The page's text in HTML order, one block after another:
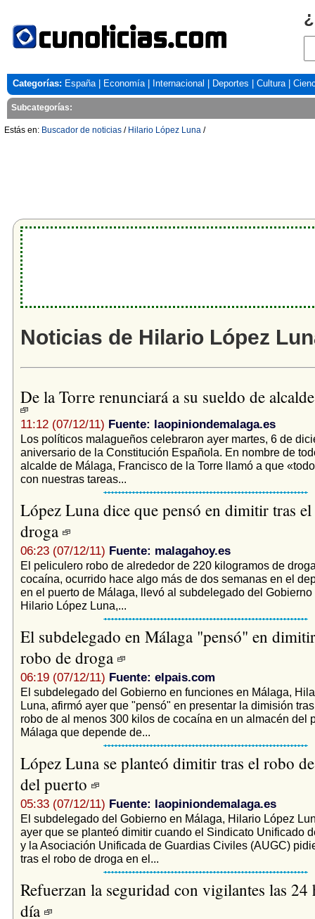
Categorías: España| Economía| Internacional Deportes Cultura|
Subcategorías:
Estás en: Buscador de noticias / Hilario López Luna /
Noticias de Hilario López
De la Torre renunciará a su sueldo de
11:12 (07/12/11) Fuente: laopiniondemalaga.es
Los políticos malagueños celebraron ayer martes, 6 de
aniversario de la Constitución Española. En nombre de
alcalde de Málaga, Francisco de la Torre llamó a que
con nuestras tareas...
López Luna dice que pensó en dimitir tras
droga
06:23 (07/12/11) Fuente: malagahoy.es
El peliculero robo de alrededor de 220 kilogramos de
cocaína, ocurrido hace algo más de dos semanas en el
en el puerto de Málaga, llevó al subdelegado del
Hilario López Luna,...
El subdelegado en Málaga "pensó" en
robo de droga
06:19 (07/12/11) Fuente: elpais.com
El subdelegado del Gobierno en funciones en Málaga,
Luna, afirmó ayer que "pensó" en presentar la dimisión
robo de al menos 300 kilos de cocaína en un almacén del
Málaga que depende de...
López Luna se planteó dimitir tras el robo
del puerto
05:33 (07/12/11) Fuente: laopiniondemalaga.es
El subdelegado del Gobierno en Málaga, Hilario López
ayer que se planteó dimitir cuando el Sindicato Unificado
y la Asociación Unificada de Guardias Civiles (AUGC)
tras el robo de droga en el...
Refuerzan la seguridad con vigilantes las 24
día